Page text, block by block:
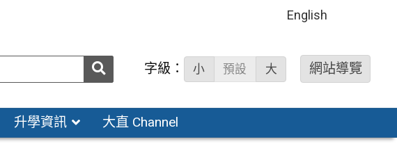
English
送出 字級： 小 預設 大 網站導覽
升學資訊 大直 Channel